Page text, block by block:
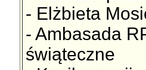
- Elżbieta
- Ambasada
świąteczne